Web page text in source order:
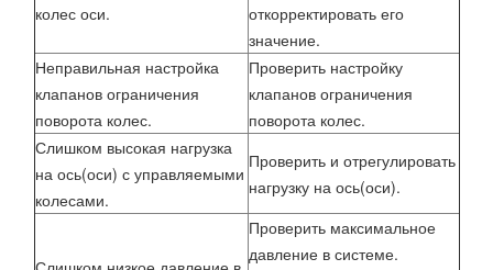
колес оси.
откорректировать его
значение.
Неправильная настройка
клапанов ограничения
поворота колес.
Проверить настройку
клапанов ограничения
поворота колес.
Слишком высокая нагрузка
на ось(оси) с управляемыми
колесами.
Проверить и отрегулировать
нагрузку на ось(оси).
Проверить максимальное
давление в системе.